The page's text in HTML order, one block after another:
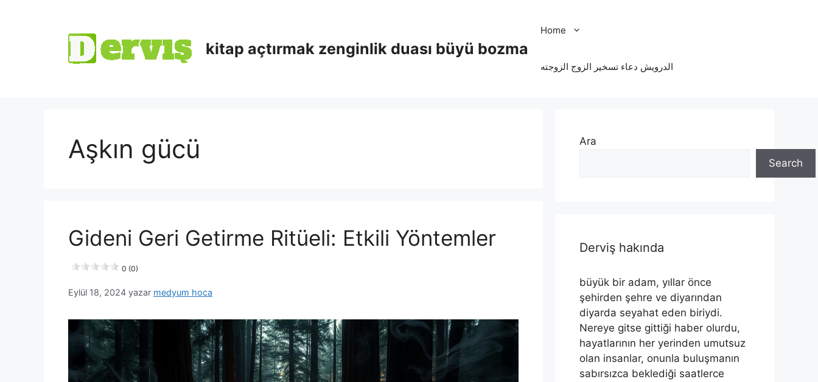
kitap açtırmak zenginlik duası büyü bozma
Home
الدرویش دعاء تسخير الزوج الزوجته
Aşkın gücü
Gideni Geri Getirme Ritüeli: Etkili Yöntemler
0 (0)
Eylül 18, 2024 yazar medyum hoca
Ara
Search
Derviş hakında
büyük bir adam, yıllar önce
şehirden şehre ve diyarından
diyarda seyahat eden biriydi.
Nereye gitse gittiği haber olurdu,
hayatlarının her yerinden umutsuz
olan insanlar, onunla buluşmanın
sabırsızca beklediği saatlerce